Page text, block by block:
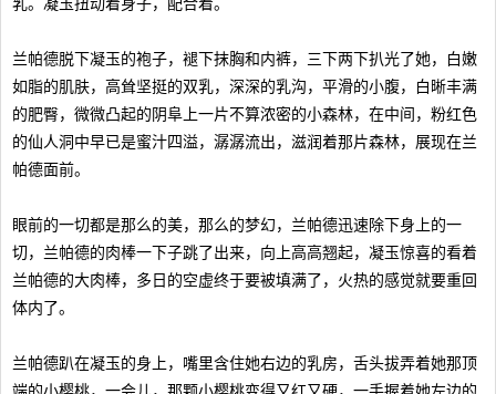
乳。凝玉扭动着身子，配合着。
兰帕德脱下凝玉的袍子，褪下抹胸和内裤，三下两下扒光了她，白嫩
如脂的肌肤，高耸坚挺的双乳，深深的乳沟，平滑的小腹，白晰丰满
的肥臀，微微凸起的阴阜上一片不算浓密的小森林，在中间，粉红色
的仙人洞中早已是蜜汁四溢，潺潺流出，滋润着那片森林，展现在兰
帕德面前。
眼前的一切都是那么的美，那么的梦幻，兰帕德迅速除下身上的一
切，兰帕德的肉棒一下子跳了出来，向上高高翘起，凝玉惊喜的看着
兰帕德的大肉棒，多日的空虚终于要被填满了，火热的感觉就要重回
体内了。
兰帕德趴在凝玉的身上，嘴里含住她右边的乳房，舌头拔弄着她那顶